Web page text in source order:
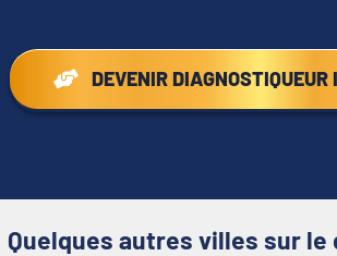
DEVENIR DIAGNOSTIQUEUR
Quelques autres villes sur